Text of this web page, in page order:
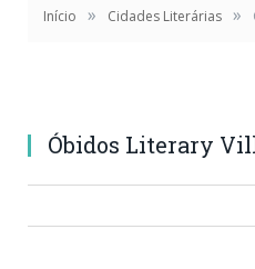
Início » Cidades Literárias »
Óbidos Literary